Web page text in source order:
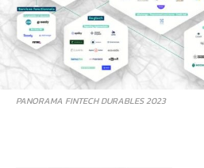
PANORAMA FINTECH DURABLES 2023